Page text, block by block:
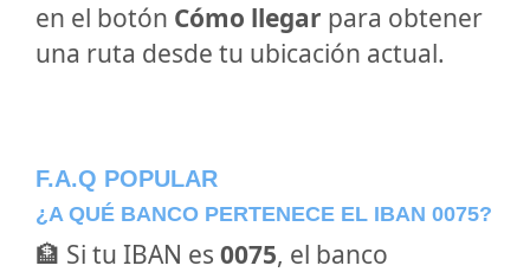
en el botón Cómo llegar para obtener
una ruta desde tu ubicación actual.
F.A.Q POPULAR
¿A QUÉ BANCO PERTENECE EL IBAN 0075?
🏦 Si tu IBAN es 0075, el banco